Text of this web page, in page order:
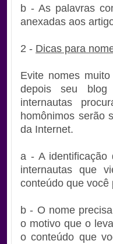
b - As palavras
anexadas aos
2 - Dicas para
Evite nomes
depois seu
internautas
homônimos serão
da Internet.
a - A identificação
internautas que
conteúdo que você
b - O nome
o motivo que o
o conteúdo que